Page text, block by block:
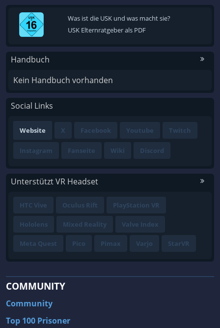
Was ist die USK und was macht sie?
USK Elternratgeber als PDF
Handbuch
Kein Handbuch vorhanden
Social Links
Website X Facebook Youtube Twitch
Instagram Fanseite Wiki Discord
Unterstützt VR Headset
HTC Vive Oculus Rift PlayStation VR
Hololens Mixed Reality Valve Index
Meta Quest Pico Pimax Varjo StarVR
COMMUNITY
Community
Top 100 Prisoner